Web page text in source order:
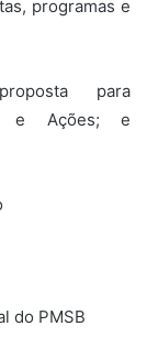
programas e
para
e Ações; e
do PMSB